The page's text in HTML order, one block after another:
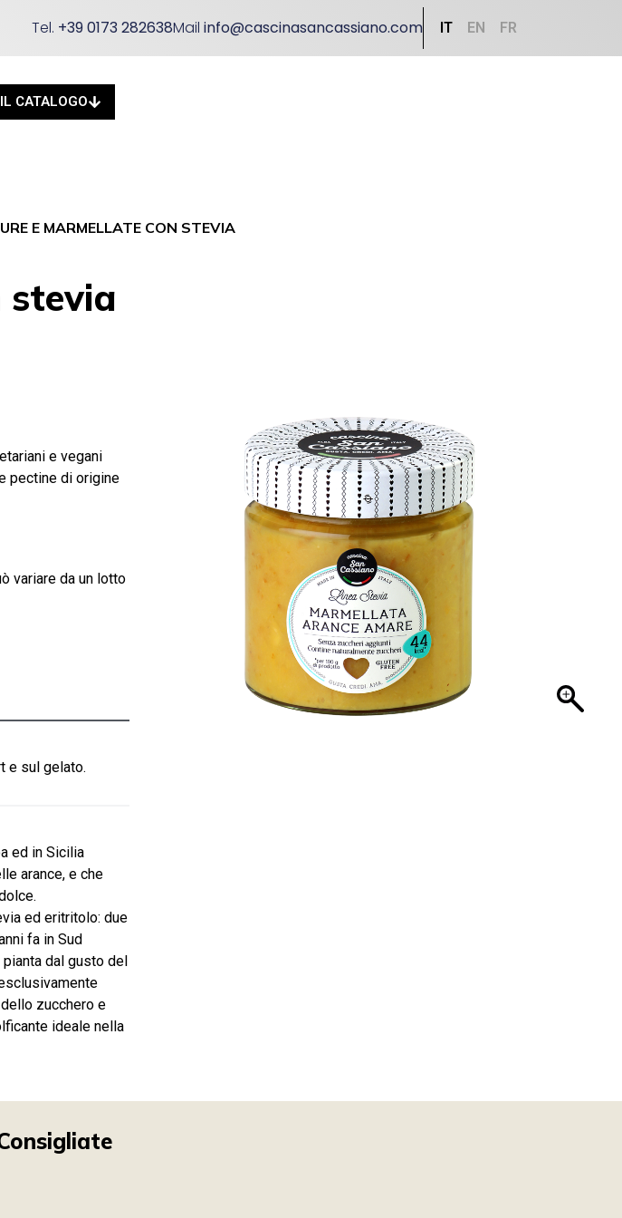
Tel. +39 0173 282638Mailinfo@cascinasancassiano.com IT EN FR
CATALOGO
E MARMELLATE CON STEVIA
stevia
e vegani
pectine di origine
variare da un lotto
e sul gelato.
ed in Sicilia
arance, e che
ed eritritolo: due
fa in Sud
dal gusto del
zucchero e
ideale nella